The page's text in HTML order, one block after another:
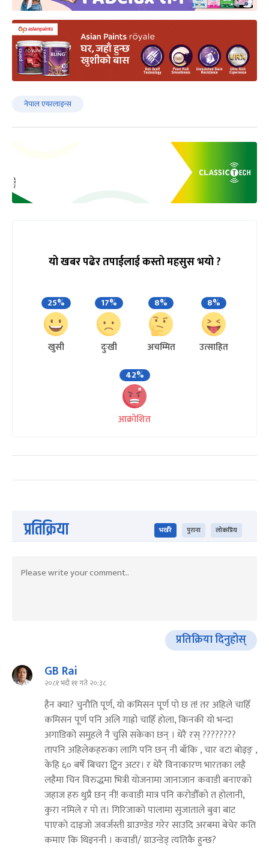
नेपाल एयरलाइन्स
यो खबर पढेर तपाईलाई कस्तो महसुस भयो ?
25%
खुसी
17%
दुःखी
8%
अचम्मित
8%
उत्साहित
42%
आक्रोशित
प्रतिक्रिया भर्खरै पुराना लोकप्रिय
प्रतिक्रिया दिनुहोस्
GB Rai
२०८१ भदौ ११ गते २०:३८
हैन क्या? चुनौति पूर्ण, याे कमिसन पूर्ण पाे छ त! तर अहिले चाहिँ
कमिसन पूर्ण पनि अलि गाह्रो चाहिँ हाेला, किनकी याे भन्दा
अगाडिको समुहले नै चुसि सकेका छन् । धेरै रस् ????????
तापनि अहिलेकहरुका लागि पनि छन् नी बाँकि , चार वटा बाेइङ् ,
केहि ६० बर्षे बिचरा ट्विन अटर। र धेरै विनाकारण भारतका लहै
लहैमा चिन विरुद्धमा भित्री याेजनामा जानाजान कवाडी बनाएकाे
जहाज हरु थुप्रै छन् नी! कवाडी मात्र पनि कराेडौँकाे त हाेलानी,
कुरा नमिले र पाे त। गिरिजाकाे पालामा सुजाताले बुवा बाट
पाएकाे दाइजाे जवर्जस्ती ग्राउण्डेड गरेर साउदि अरबमा बेचेर कति
कमाए कि थिइननी । कवाडी/ ग्राउन्डेड् त्यतिकै हुन्छ?